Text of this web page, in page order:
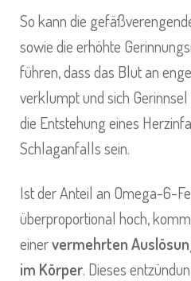
So kann die
sowie die erhöhte
führen, dass das Blut an
verklumpt und sich
die Entstehung eines
Schlaganfalls sein.
Ist der Anteil an Omega-6-
überproportional hoch,
einervermehrten
im Körper. Dieses